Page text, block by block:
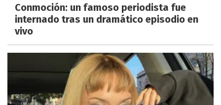
Conmoción: un famoso periodista fue
internado tras un dramático episodio en
vivo